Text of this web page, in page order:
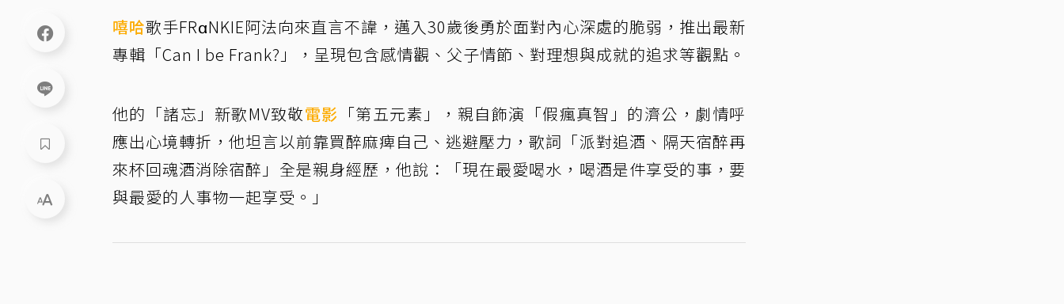
嘻哈歌手FRαNKIE阿法向來直言不諱，邁入30歲後勇於面對內心深處的脆弱，推出最新
專輯「Can I be Frank?」，呈現包含感情觀、父子情節、對理想與成就的追求等觀點。
他的「諸忘」新歌MV致敬電影 「第五元素」，親自飾演「假瘋真智」的濟公，劇情呼
應出心境轉折，他坦言以前靠買醉麻痺自己、逃避壓力，歌詞「派對追酒、隔天宿醉再
來杯回魂酒消除宿醉」全是親身經歷，他說：「現在最愛喝水，喝酒是件享受的事，要
與最愛的人事物一起享受。」